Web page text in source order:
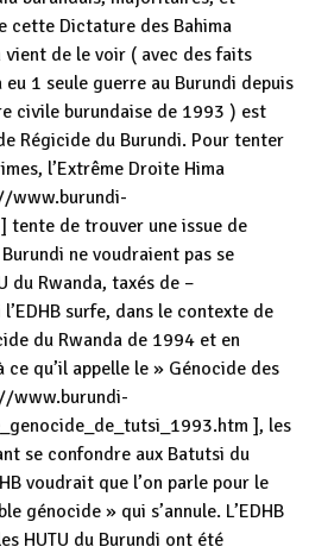
cette Dictature des Bahima
vient de le voir ( avec des faits
1 seule guerre au Burundi depuis
civile burundaise de 1993 ) est
Régicide du Burundi. Pour tenter
l’Extrême Droite Hima
www.burundi-
de trouver une issue de
ne voudraient pas se
du Rwanda, taxés de –
surfe, dans le contexte de
du Rwanda de 1994 et en
qu’il appelle le » Génocide des
www.burundi-
], les
se confondre aux Batutsi du
voudrait que l’on parle pour le
génocide » qui s’annule. L’EDHB
HUTU du Burundi ont été